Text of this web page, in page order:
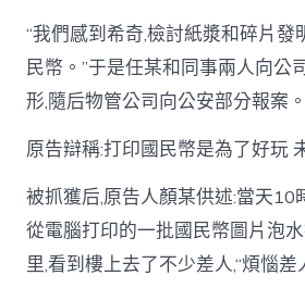
“我們感到希奇,檢討紙漿和碎片發
民幣。”于是任某和同事兩人向公
形,隨后物管公司向公安部分報案。
原告辯稱:打印國民幣是為了好玩
被抓獲后,原告人顏某供述:當天10
從電腦打印的一批國民幣圖片泡
里,看到樓上去了不少差人,“煩惱